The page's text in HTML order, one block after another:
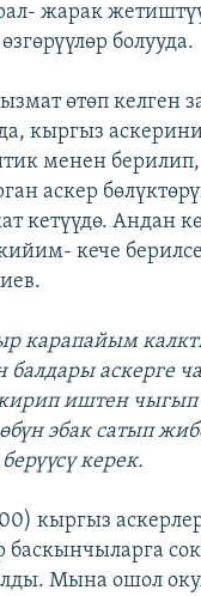
жарак
болууда.
өтөп келген
кыргыз
менен берилип,
аскер
кетүүдө. Андан
кече берилсе
карапайым
аскерге
иштен
эбак сатып
керек.
кыргыз
Мына ошол